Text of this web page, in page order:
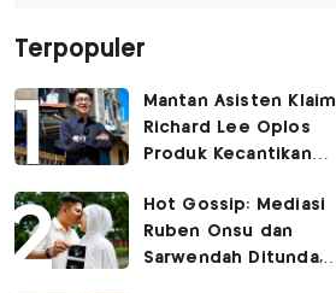
Terpopuler
Mantan Asisten Klaim
Richard Lee Oplos
Produk Kecantikan
ke Ani-Ani
Hot Gossip: Mediasi
Ruben Onsu dan
Sarwendah Ditunda,